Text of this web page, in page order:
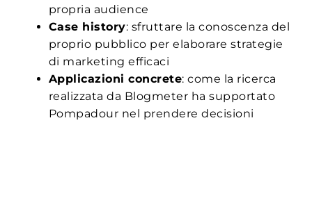
propria audience
Case history: sfruttare la conoscenza del
proprio pubblico per elaborare strategie
di marketing efficaci
Applicazioni concrete: come la ricerca
realizzata da Blogmeter ha supportato
Pompadour nel prendere decisioni